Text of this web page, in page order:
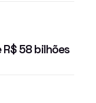
58 bilhões